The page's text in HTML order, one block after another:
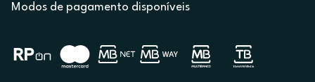
Modos de pagamento disponíveis